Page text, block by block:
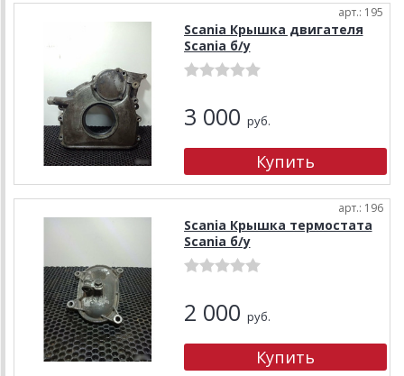
арт.: 195
Scania Крышка двигателя
Scania б/у
3 000 руб.
арт.: 196
Scania Крышка термостата
Scania б/у
2 000 руб.